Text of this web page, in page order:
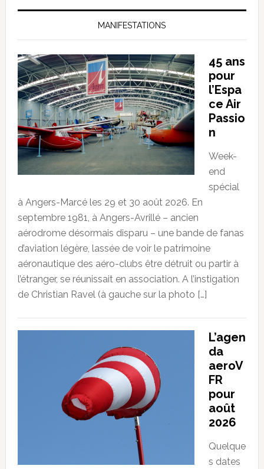
MANIFESTATIONS
45 ans
pour
l’Espa
ce Air
Passio
n
Week-
end
spécial
à Angers-Marcé les 29 et 30 août 2026. En
septembre 1981, à Angers-Avrillé – ancien
aérodrome désormais disparu – une bande de fanas
d’aviation légère, lassée de voir le patrimoine
aéronautique des aéro-clubs être détruit ou partir à
l’étranger, se réunissait en association. A l’instigation
de Christian Ravel (à gauche sur la photo […]
L’agen
da
aeroV
FR
pour
août
2026
Quelque
s dates